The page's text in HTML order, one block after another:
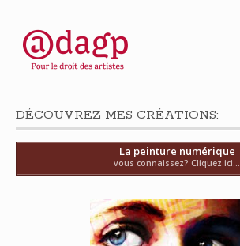
DÉCOUVREZ MES CRÉATIONS:
La peinture numérique
vous connaissez? Cliquez ici...